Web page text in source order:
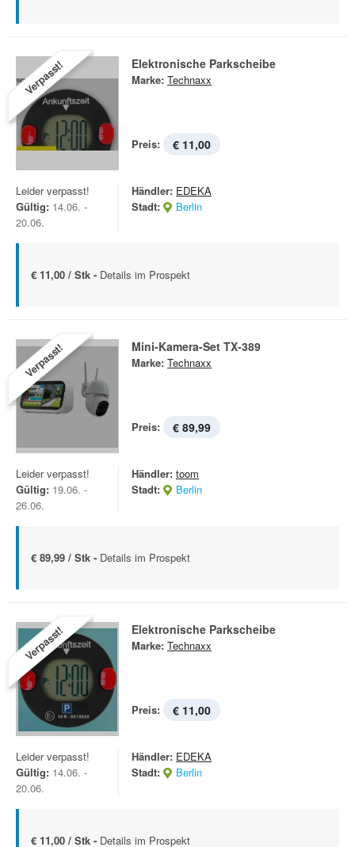
Verpasst! Elektronische Parkscheibe
Marke: Technaxx
Preis: € 11,00
Leider verpasst!
Gültig: 14.06. -
20.06.
Händler: EDEKA
Stadt:
Berlin
€ 11,00 / Stk - Details im Prospekt
Verpasst! Mini-Kamera-Set TX-389
Marke: Technaxx
Preis: € 89,99
Leider verpasst!
Gültig: 19.06. -
26.06.
Händler: toom
Stadt:
Berlin
€ 89,99 / Stk - Details im Prospekt
Verpasst! Elektronische Parkscheibe
Marke: Technaxx
Preis: € 11,00
Leider verpasst!
Gültig: 14.06. -
20.06.
Händler: EDEKA
Stadt:
Berlin
€ 11,00 / Stk - Details im Prospekt